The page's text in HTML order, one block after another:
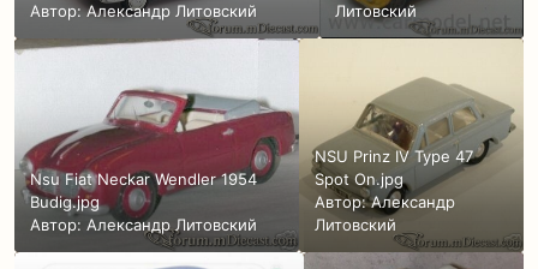
Автор:Александр Литовский
Литовский
Nsu Fiat Neckar Wendler 1954
Budig.jpg
Автор: Александр Литовский
NSU Prinz IV Type 47
Spot On.jpg
Автор:Александр
Литовский